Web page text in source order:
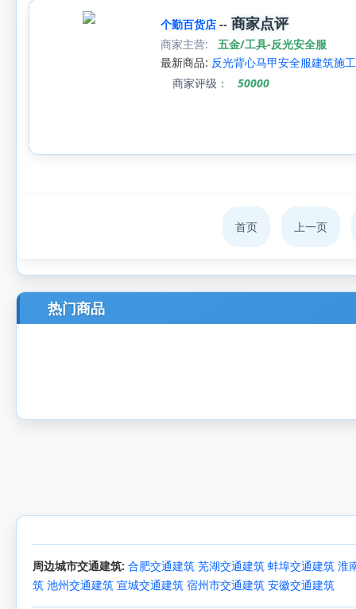
个勤百货店 -- 商家点评
商家主营:
五金/工具-反光安全服
最新商品: 反光背心马甲安全服建筑施
商家评级：
50000
首页 上一页
热门商品
周边城市交通建筑: 合肥交通建筑 芜湖交通建筑 蚌埠交通建筑 淮
筑 池州交通建筑 宣城交通建筑 宿州市交通建筑 安徽交通建筑